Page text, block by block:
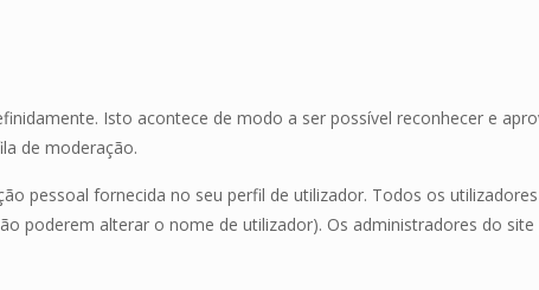
Isto acontece de modo a ser possível reconhecer e
de moderação.
pessoal fornecida no seu perfil de utilizador. Todos os
poderem alterar o nome de utilizador). Os administradores do